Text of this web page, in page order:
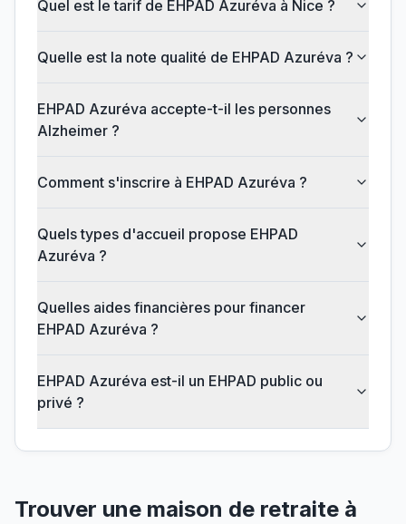
Quel est le tarif de EHPAD Azuréva à Nice ?
Quelle est la note qualité de EHPAD Azuréva ?
EHPAD Azuréva accepte-t-il les personnes
Alzheimer ?
Comment s'inscrire à EHPAD Azuréva ?
Quels types d'accueil propose EHPAD
Azuréva ?
Quelles aides financières pour financer
EHPAD Azuréva ?
EHPAD Azuréva est-il un EHPAD public ou
privé ?
Trouver une maison de retraite à